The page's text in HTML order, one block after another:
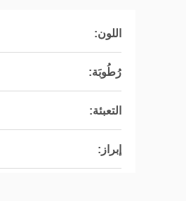
اللون:
رُطُوبَة:
التعبئة:
إبراز: